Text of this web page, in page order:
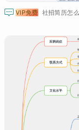
 VIP免费